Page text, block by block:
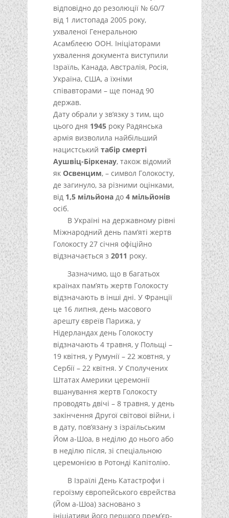
відповідно до резолюції № 60/7
від 1 листопада 2005 року,
ухваленої Генеральною
Асамблеєю ООН. Ініціаторами
ухвалення документа виступили
Ізраїль, Канада, Австралія, Росія,
Україна, США, а їхніми
співавторами – ще понад 90
держав.
Дату обрали у зв’язку з тим, що
цього дня 1945року Радянська
армія визволила найбільший
нацистський табір смерті
Аушвіц-Біркенау, також відомий
як Освенцим, – символ Голокосту,
де загинуло, за різними оцінками,
від 1,5 мільйонадо 4 мільйонів
осіб.
В Україні на державному рівні
Міжнародний день пам’яті жертв
Голокосту 27 січня офіційно
відзначається з 2011 року.
Зазначимо, що в багатьох
країнах пам’ять жертв Голокосту
відзначають в інші дні. У Франції
це 16 липня, день масового
арешту євреїв Парижа, у
Нідерландах день Голокосту
відзначають 4 травня, у Польщі –
19 квітня, у Румунії – 22 жовтня, у
Сербії – 22 квітня. У Сполучених
Штатах Америки церемонії
вшанування жертв Голокосту
проводять двічі – 8 травня, у день
закінчення Другої світової війни, і
в дату, пов’язану з ізраїльським
Йом а-Шоа, в неділю до нього або
в неділю після, зі спеціальною
церемонією в Ротонді Капітолію.
В Ізраїлі День Катастрофи і
героїзму європейського єврейства
(Йом а-Шоа) засновано з
ініціативи його першого прем’єр-